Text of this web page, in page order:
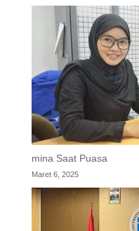
mina Saat Puasa
Maret 6, 2025